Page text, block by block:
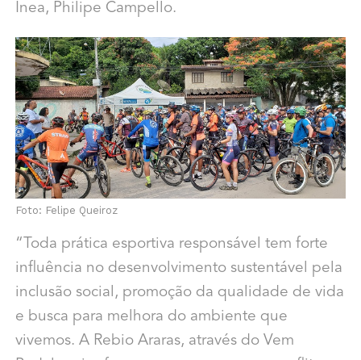
Inea, Philipe Campello.
Foto: Felipe Queiroz
“Toda prática esportiva responsável tem forte
influência no desenvolvimento sustentável pela
inclusão social, promoção da qualidade de vida
e busca para melhora do ambiente que
vivemos. A Rebio Araras, através do Vem